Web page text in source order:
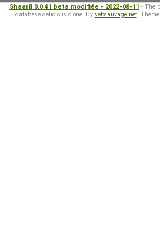
Shaarli 0.0.41 beta modifiée - 2022-08-11 - The
database delicious clone. By sebsauvage.net.